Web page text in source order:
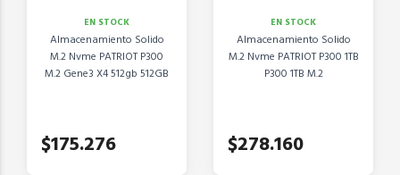
EN STOCK
Almacenamiento Solido
M.2 Nvme PATRIOT P300
M.2 Gene3 X4 512gb 512GB
$175.276
EN STOCK
Almacenamiento Solido
M.2 Nvme PATRIOT P300 1TB
P300 1TB M.2
$278.160